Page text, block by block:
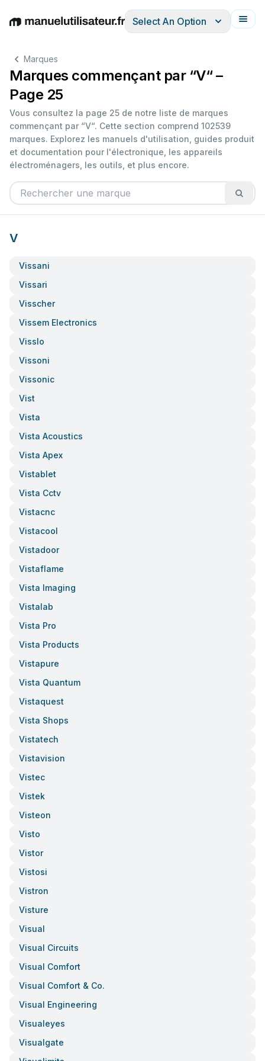
EnglishDeutschEspañolItalianoFrançais
Select An Option
Marques
Marques commençant par “V“ –
Page 25
Vous consultez la page 25 de notre liste de marques
commençant par “V“. Cette section comprend 102539
marques. Explorez les manuels d'utilisation, guides produit
et documentation pour l'électronique, les appareils
électroménagers, les outils, et plus encore.
V
Vissani
Vissari
Visscher
Vissem Electronics
Visslo
Vissoni
Vissonic
Vist
Vista
Vista Acoustics
Vista Apex
Vistablet
Vista Cctv
Vistacnc
Vistacool
Vistadoor
Vistaflame
Vista Imaging
Vistalab
Vista Pro
Vista Products
Vistapure
Vista Quantum
Vistaquest
Vista Shops
Vistatech
Vistavision
Vistec
Vistek
Visteon
Visto
Vistor
Vistosi
Vistron
Visture
Visual
Visual Circuits
Visual Comfort
Visual Comfort & Co.
Visual Engineering
Visualeyes
Visualgate